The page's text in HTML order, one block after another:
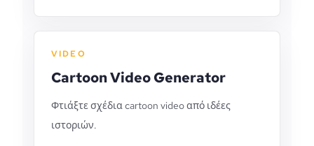
VIDEO
Cartoon Video Generator
Φτιάξτε σχέδια cartoon video από ιδέες
ιστοριών.